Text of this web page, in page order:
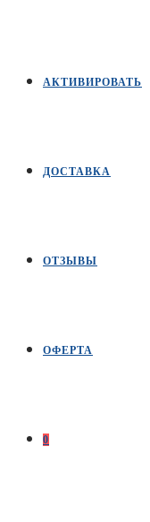
АКТИВИРОВАТЬ
ДОСТАВКА
ОТЗЫВЫ
ОФЕРТА
0